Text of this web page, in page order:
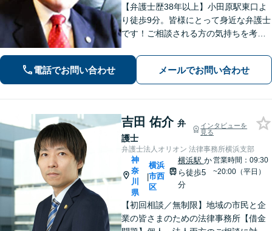
【弁護士歴38年以上】小田原駅東口よ
り徒歩9分。皆様にとって身近な弁護士
です！ご相談される方の気持ちを考え
して頼んで良かったと思われる、そう
いう弁護士でいようと日々努めていま
す。 まずはご相談ください。
電話でお問い合わせ メールでお問い合わせ
吉田 佑介 弁
護士
インタビューを
見る
弁護士法人オリオン 法律事務所横浜支部
神
奈
川
県
|
横浜
市西
区
横浜駅 か
ら徒歩5
分
営業時間：09:30
~20:00（平日）
【初回相談／無制限】地域の市民と企
業の皆さまのための法律事務所【借金